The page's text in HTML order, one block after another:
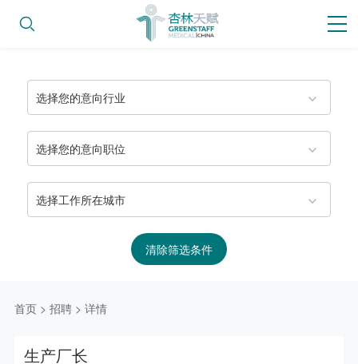
选择您的意向行业
选择您的意向职位
选择工作所在城市
清除筛选条件
首页 > 招聘 > 详情
生产厂长